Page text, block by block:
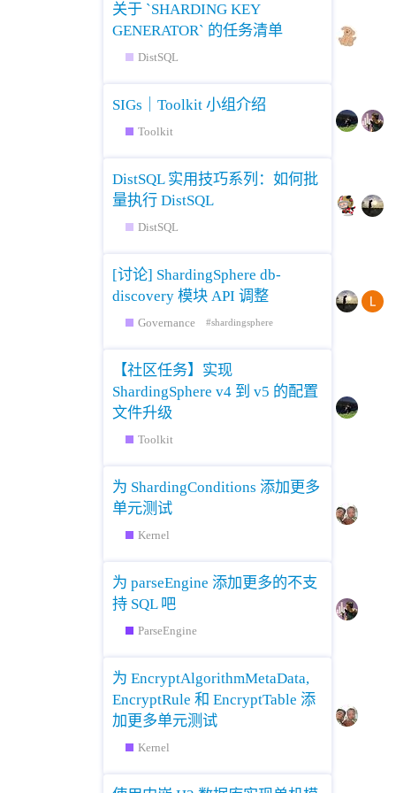
关于 `SHARDING KEY
GENERATOR` 的任务清单
DistSQL
SIGs｜Toolkit 小组介绍
Toolkit
DistSQL 实用技巧系列：如何批
量执行 DistSQL
DistSQL
[讨论] ShardingSphere db-
discovery 模块 API 调整
Governance shardingsphere
【社区任务】实现
ShardingSphere v4 到 v5 的配置
文件升级
Toolkit
为 ShardingConditions 添加更多
单元测试
Kernel
为 parseEngine 添加更多的不支
持 SQL 吧
ParseEngine
为 EncryptAlgorithmMetaData,
EncryptRule 和 EncryptTable 添
加更多单元测试
Kernel